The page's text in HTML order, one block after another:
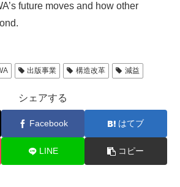
future moves and how other
出版事業 構造改革 減益
シェアする
Facebook はてブ
LINE コピー